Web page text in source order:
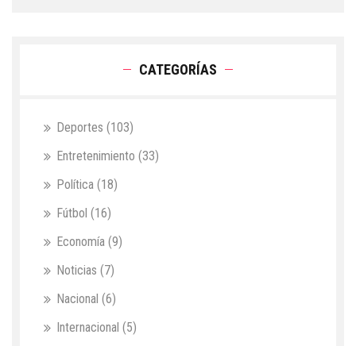
CATEGORÍAS
Deportes (103)
Entretenimiento (33)
Política (18)
Fútbol (16)
Economía (9)
Noticias (7)
Nacional (6)
Internacional (5)